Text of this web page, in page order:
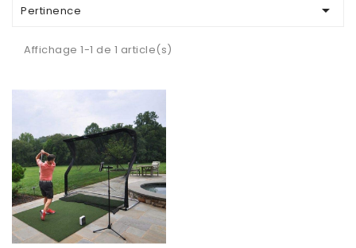
Pertinence 
Affichage 1-1 de 1 article(s)